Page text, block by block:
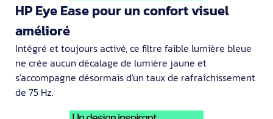
HP Eye Ease pour un confort visuel
amélioré
Intégré et toujours activé, ce filtre faible lumière bleue
ne crée aucun décalage de lumière jaune et
s'accompagne désormais d'un taux de rafraîchissement
de 75 Hz.